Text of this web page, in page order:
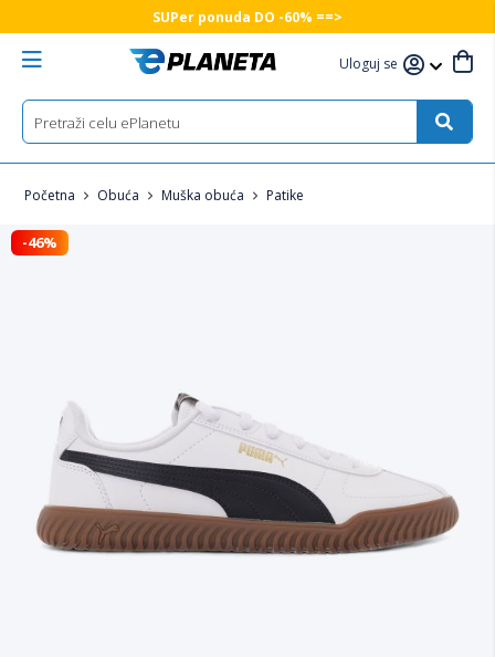
SUPer ponuda DO -60% ==>
Uloguj se
Početna Obuća Muška obuća Patike
-46%